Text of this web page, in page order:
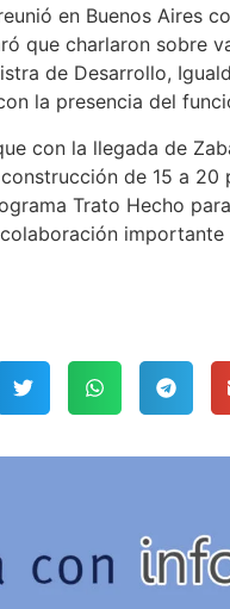
en Buenos Aires
que charlaron sobre
de Desarrollo,
la presencia del
con la llegada de
de 15 a
Trato Hecho